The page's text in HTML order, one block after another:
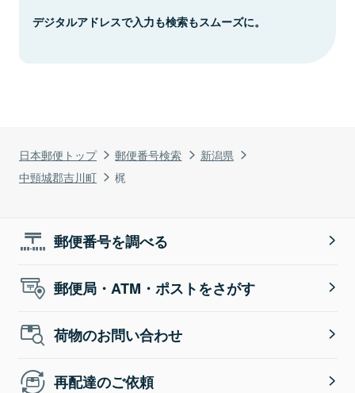
日本郵便トップ 郵便番号検索
新潟県
中頸城郡吉川町
梶
デジタルアドレスで入力も検索もスムーズに。
郵便番号を調べる
郵便局・ATM・ポストをさがす
荷物のお問い合わせ
再配達のご依頼